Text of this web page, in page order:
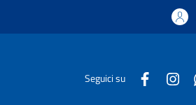
Seguici su